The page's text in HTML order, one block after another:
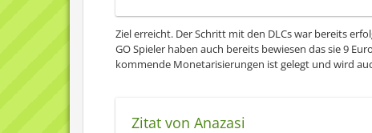
Ziel erreicht. Der Schritt mit den DLCs war bereits
GO Spieler haben auch bereits bewiesen das sie 9
kommende Monetarisierungen ist gelegt und wird
Zitat von Anazasi